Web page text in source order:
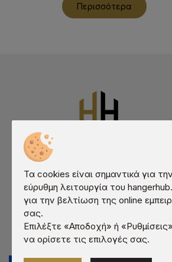
Περισσότερα
Τα cookies είναι σημαντικά για την
εύρυθμη λειτουργία του
για την βελτίωση της online
σας.
Επιλέξτε «Αποδοχή» ή
να ορίσετε τις επιλογές σας.